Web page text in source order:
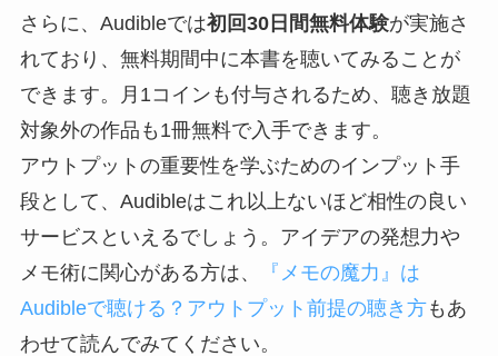
さらに、Audibleでは初回30日間無料体験が実施さ
れており、無料期間中に本書を聴いてみることが
できます。月1コインも付与されるため、聴き放題
対象外の作品も1冊無料で入手できます。
アウトプットの重要性を学ぶためのインプット手
段として、Audibleはこれ以上ないほど相性の良い
サービスといえるでしょう。アイデアの発想力や
メモ術に関心がある方は、
『メモの魔力』は
Audibleで聴ける？アウトプット前提の聴き方もあ
わせて読んでみてください。